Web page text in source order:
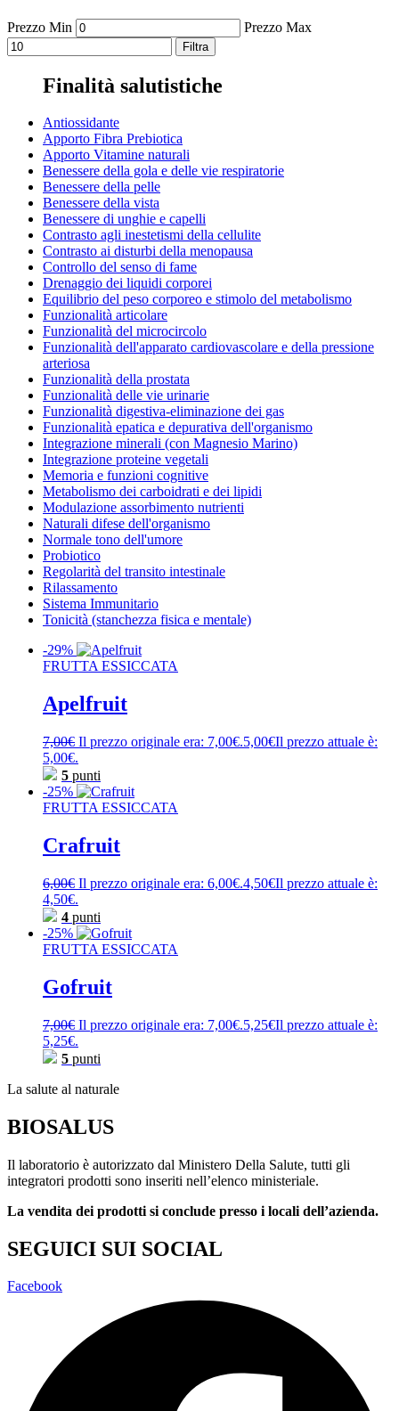
Prezzo Min Prezzo Max
Filtra
Finalità salutistiche
Antiossidante
Apporto Fibra Prebiotica
Apporto Vitamine naturali
Benessere della gola e delle vie respiratorie
Benessere della pelle
Benessere della vista
Benessere di unghie e capelli
Contrasto agli inestetismi della cellulite
Contrasto ai disturbi della menopausa
Controllo del senso di fame
Drenaggio dei liquidi corporei
Equilibrio del peso corporeo e stimolo del metabolismo
Funzionalità articolare
Funzionalità del microcircolo
Funzionalità dell'apparato cardiovascolare e della pressione
arteriosa
Funzionalità della prostata
Funzionalità delle vie urinarie
Funzionalità digestiva-eliminazione dei gas
Funzionalità epatica e depurativa dell'organismo
Integrazione minerali (con Magnesio Marino)
Integrazione proteine vegetali
Memoria e funzioni cognitive
Metabolismo dei carboidrati e dei lipidi
Modulazione assorbimento nutrienti
Naturali difese dell'organismo
Normale tono dell'umore
Probiotico
Regolarità del transito intestinale
Rilassamento
Sistema Immunitario
Tonicità (stanchezza fisica e mentale)
-29%
FRUTTA ESSICCATA
Apelfruit
7,00€ Il prezzo originale era: 7,00€.5,00€Il prezzo attuale è:
5,00€.
5 punti
-25%
FRUTTA ESSICCATA
Crafruit
6,00€ Il prezzo originale era: 6,00€.4,50€Il prezzo attuale è:
4,50€.
4 punti
-25%
FRUTTA ESSICCATA
Gofruit
7,00€ Il prezzo originale era: 7,00€.5,25€Il prezzo attuale è:
5,25€.
5 punti
La salute al naturale
BIOSALUS
Il laboratorio è autorizzato dal Ministero Della Salute, tutti gli
integratori prodotti sono inseriti nell’elenco ministeriale.
La vendita dei prodotti si conclude presso i locali dell’azienda.
SEGUICI SUI SOCIAL
Facebook